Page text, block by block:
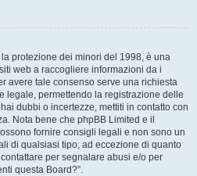
protezione dei minori del 1998, è una
web a raccogliere informazioni da i
avere tale consenso serve una richiesta
legale, permettendo la registrazione delle
dubbi o incertezze, mettiti in contatto con
Nota bene che phpBB Limited e il
fornire consigli legali e non sono un
di qualsiasi tipo, ad eccezione di quanto
per segnalare abusi e/o per
questa Board?”.